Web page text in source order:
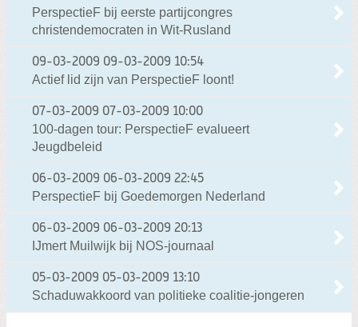
PerspectieF bij eerste partijcongres
christendemocraten in Wit-Rusland
09-03-2009 09-03-2009 10:54
Actief lid zijn van PerspectieF loont!
07-03-2009 07-03-2009 10:00
100-dagen tour: PerspectieF evalueert
Jeugdbeleid
06-03-2009 06-03-2009 22:45
PerspectieF bij Goedemorgen Nederland
06-03-2009 06-03-2009 20:13
IJmert Muilwijk bij NOS-journaal
05-03-2009 05-03-2009 13:10
Schaduwakkoord van politieke coalitie-jongeren